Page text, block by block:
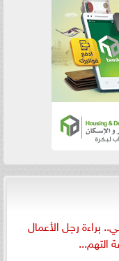
براءة رجل الأعمال
التهم...